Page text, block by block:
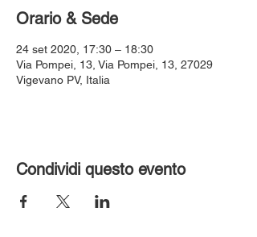
Orario & Sede
24 set 2020, 17:30 – 18:30
Via Pompei, 13, Via Pompei, 13, 27029
Vigevano PV, Italia
Condividi questo evento